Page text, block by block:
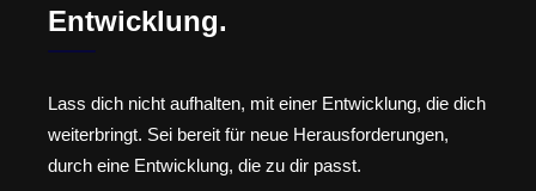
Entwicklung.
Lass dich nicht aufhalten, mit einer Entwicklung, die dich
weiterbringt. Sei bereit für neue Herausforderungen,
durch eine Entwicklung, die zu dir passt.